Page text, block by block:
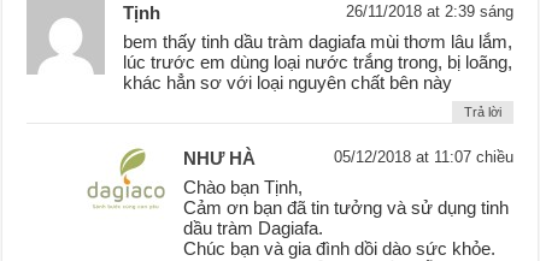
Tịnh 26/11/2018 at 2:39 sáng
bem thấy tinh dầu tràm dagiafa mùi thơm lâu lắm,
lúc trước em dùng loại nước trắng trong, bị loãng,
khác hẳn sơ với loại nguyên chất bên này
Trả lời
NHƯ HÀ 05/12/2018 at 11:07 chiều
Chào bạn Tịnh,
Cảm ơn bạn đã tin tưởng và sử dụng tinh
dầu tràm Dagiafa.
Chúc bạn và gia đình dồi dào sức khỏe.